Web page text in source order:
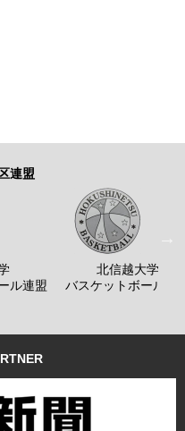
連盟
ル連盟
北信越大学
バスケットボール連